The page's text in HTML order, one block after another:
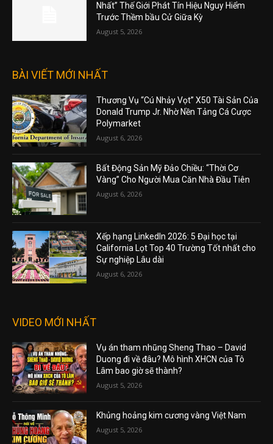
Nhất” Thế Giới Phát Tín Hiệu Nguy Hiểm
Trước Thềm bầu Cử Giữa Kỳ
August 5, 2026
BÀI VIẾT MỚI NHẤT
Thương Vụ “Cú Nhảy Vọt” X50 Tài Sản Của
Donald Trump Jr. Nhờ Nền Tảng Cá Cược
Polymarket
August 6, 2026
Bất Động Sản Mỹ Đảo Chiều: “Thời Cơ
Vàng” Cho Người Mua Căn Nhà Đầu Tiên
August 6, 2026
Xếp hạng LinkedIn 2026: 5 Đại học tại
California Lọt Top 40 Trường Tốt nhất cho
Sự nghiệp Lâu dài
August 6, 2026
VIDEO MỚI NHẤT
Vụ án tham nhũng Sheng Thao – David
Duong đi về đâu? Mô hình XHCN của Tô
Lâm bao giờ sẽ thành?
August 5, 2026
Khủng hoảng kim cương vàng Việt Nam
August 5, 2026